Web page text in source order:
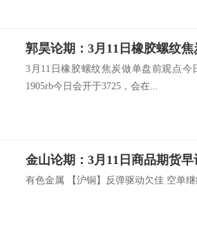
郭昊论期：3月11日橡胶螺纹
3月11日橡胶螺纹焦炭做单盘前观点
1905rb今日会开于3725，会在...
金山论期：3月11日商品期货早
有色金属 【沪铜】反弹驱动欠佳 空单